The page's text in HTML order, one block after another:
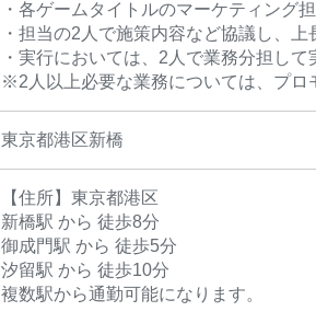
・各ゲームタイトルのマーケティング
・担当の2人で施策内容など協議し、
・実行においては、2人で業務分担して
※2人以上必要な業務については、プロ
東京都港区新橋
【住所】東京都港区
新橋駅 から 徒歩8分
御成門駅 から 徒歩5分
汐留駅 から 徒歩10分
複数駅から通勤可能になります。